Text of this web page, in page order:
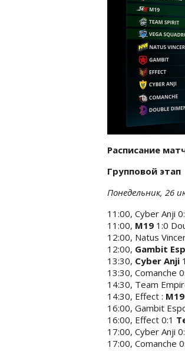
Расписание
Групповой этап
Понедельник, 26
11:00, Cyber Anji
11:00, M19 1:0
12:00, Natus
12:00, Gambit
13:30, Cyber Anji
13:30, Comanche
14:30, Team
14:30, Effect : M19
16:00, Gambit
16:00, Effect 0:1
17:00, Cyber Anji
17:00, Comanche